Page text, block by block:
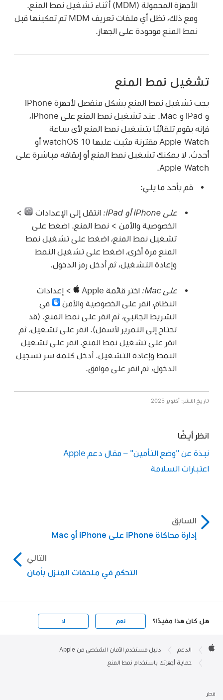
الأجهزة المحمولة (MDM) أثناء تشغيل نمط المنع.
ومع ذلك، تظل أي ملفات تعريف MDM تم تمكينها قبل
نمط المنع موجودة على الجهاز.
تشغيل نمط المنع
يجب تشغيل نمط المنع بشكل منفصل لأجهزة iPhone
و iPad و Mac. عند تشغيل نمط المنع على iPhone،
فإنه يقوم تلقائيًا بتشغيل نمط المنع لأي ساعة
Apple Watch مقترنة مثبت عليها watchOS 10 أو
أحدث. لا يمكنك تشغيل نمط المنع أو إيقافه مباشرة على
Apple Watch
قم بأحد ما يلي:
على iPhone أو iPad: انتقل إلى الإعدادات
>
الخصوصية والأمن > نمط المنع. اضغط على
تشغيل نمط المنع، اضغط على تشغيل نمط
المنع مرة أخرى، اضغط على تشغيل النمط
وإعادة التشغيل، ثم أدخل رمز الدخول.
على Mac: اختر قائمة Apple
> إعدادات
النظام، انقر على الخصوصية والأمن
في
الشريط الجانبي، ثم انقر على نمط المنع. (قد
تحتاج إلى التمرير لأسفل). انقر على تشغيل، ثم
انقر على تشغيل نمط المنع. انقر على تشغيل
النمط وإعادة التشغيل. أدخل كلمة سر تسجيل
الدخول، ثم انقر على موافق.
تاريخ النشر: أكتوبر 2025
انظر أيضًا
نبذة عن "وضع التأمين" – مقال دعم Apple
اعتبارات السلامة
السابق
إدارة محاكاة iPhone على iPhone أو Mac
التالي
التحكم في ملحقات المنزل بأمان
هل كان هذا مفيدًا؟ نعم لا
Footer

الدعم دليل مستخدم الأمان الشخصي من Apple
حماية أجهزتك باستخدام نمط المنع
قطر